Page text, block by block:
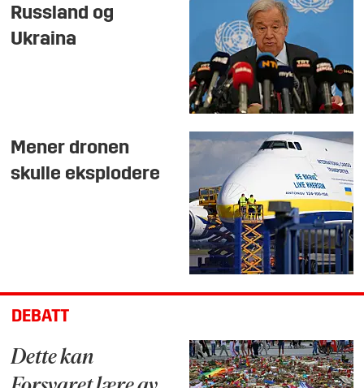
Russland og
Ukraina
Mener dronen
skulle eksplodere
DEBATT
Dette kan